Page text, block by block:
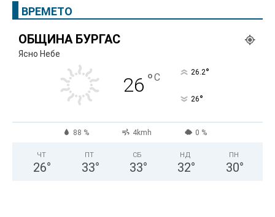
ВРЕМЕТО
ОБЩИНА БУРГАС
Ясно Небе
26 °C 26.2°
26°
88 % 4kmh 0 %
ЧТ
26°
ПТ
33°
СБ
33°
НД
32°
ПН
30°